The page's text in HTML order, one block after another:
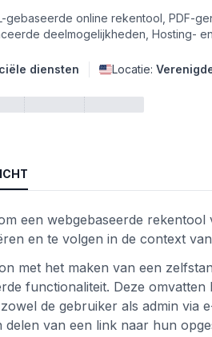
gebaseerde online rekentool, PDF-
deelmogelijkheden, Hosting-
diensten Locatie:
een webgebaseerde
en te volgen in de context
met het maken van een
functionaliteit. Deze
de gebruiker als admin via
delen van een link naar hun